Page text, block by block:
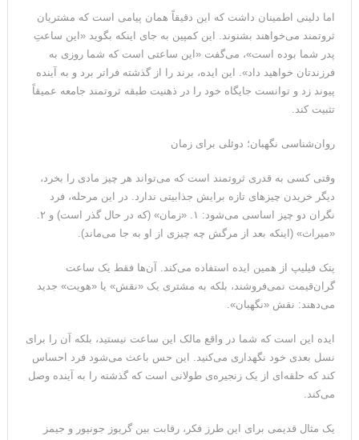
اما دلینی اطمینان داشت که این دقیقاً همان پیامی است که مشتریان
ثروتمند می‌خواهند بشنوند. این کمپین به جای اینکه بگوید «این ساعتِ
پدر شما بوده است»، می‌گفت «این ساعتی است که شما روزی به
فرزندتان خواهید داد». این ایده، برند را از گذشته فراتر برد و به آینده
پیوند زد و توانست جایگاه خود را در ذهنیت طبقه ثروتمند جامعه عمیقاً
تثبیت کند.
روان‌شناسی نگهبان؛ دوئلی برای زمان
وقتی کسی به قدری ثروتمند است که می‌تواند هر چیز مادی را بخرد،
دیگر خریدن چیزهای تازه برایش جذابیتی ندارد. در این مرحله، فرد
نگران دو چیز اساسی می‌شود: ۱. «زمان» (که در حال گذر است) و ۲.
«میراث» (اینکه بعد از مرگش چه چیزی از او به جا می‌ماند).
پتک فیلیپ از همین ایده استفاده می‌کند. آن‌ها فقط یک ساعت
گران‌قیمت نمی‌فروشند، بلکه به مشتری یک «نقش» یا «هویت» جدید
می‌دهند: نقش «نگهبان».
ایده این است که شما در واقع مالک این ساعت نیستید، بلکه آن را برای
نسل بعدی خود نگهداری می‌کنید. این حس باعث می‌شود فرد احساس
کند که حلقه‌ای از یک زنجیره‌ی طولانی است که گذشته را به آینده وصل
می‌کند.
یک مثال قدیمی برای این طرز فکر، رقابت بین گریوز جونیور و جیمز